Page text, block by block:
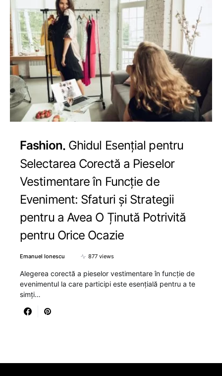
Fashion Ghidul Esențial pentru
Selectarea Corectă a Pieselor
Vestimentare în Funcție de
Eveniment: Sfaturi și Strategii
pentru a Avea O Ținută Potrivită
pentru Orice Ocazie
Emanuel Ionescu 877 views
Alegerea corectă a pieselor vestimentare în funcție de
evenimentul la care participi este esențială pentru a te
simți…